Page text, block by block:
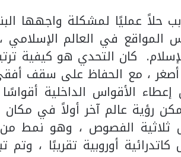
عمليًا لمشكلة واجهها
كان التحدي هو كيفية
أصغر ، مع الحفاظ على سقف
الأقواس الداخلية
رؤية عالم آخر أولاً في
ثلاثية الفصوص ، وهو نمط
أوروبية تقريبًا ، وتم